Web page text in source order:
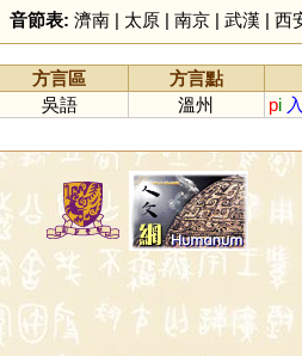
音節表: 濟南| 太原| 南京| 武漢 | 西
方言區 方言點
吳語
溫州 pi